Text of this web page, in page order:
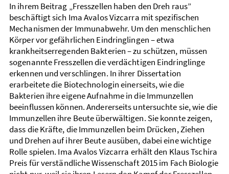
In ihrem Beitrag „Fresszellen haben den Dreh raus”
beschäftigt sich Ima Avalos Vizcarra mit spezifischen
Mechanismen der Immunabwehr. Um den menschlichen
Körper vor gefährlichen Eindringlingen – etwa
krankheitserregenden Bakterien – zu schützen, müssen
sogenannte Fresszellen die verdächtigen Eindringlinge
erkennen und verschlingen. In ihrer Dissertation
erarbeitete die Biotechnologin einerseits, wie die
Bakterien ihre eigene Aufnahme in die Immunzellen
beeinflussen können. Andererseits untersuchte sie, wie die
Immunzellen ihre Beute überwältigen. Sie konnte zeigen,
dass die Kräfte, die Immunzellen beim Drücken, Ziehen
und Drehen auf ihrer Beute ausüben, dabei eine wichtige
Rolle spielen. Ima Avalos Vizcarra erhält den Klaus Tschira
Preis für verständliche Wissenschaft 2015 im Fach Biologie